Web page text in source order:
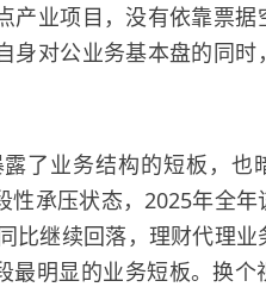
产业项目，没有依靠票据
身对公业务基本盘的同时
了业务结构的短板，也
性承压状态，2025年全年
比继续回落，理财代理
最明显的业务短板。换个